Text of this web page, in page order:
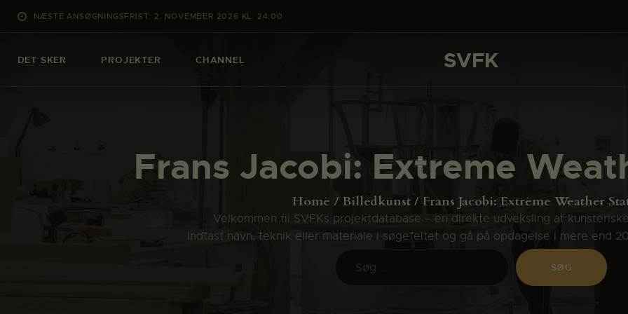
NÆSTE ANSØGNINGSFRIST: 2. NOVEMBER 2026 KL. 24:00
DET SKER PROJEKTER CHANNEL SVFK
Frans Jacobi: Extreme
Home Billedkunst Frans Jacobi: Extreme Weather
Velkommen til SVFKs projektdatabase – en direkte udveksling af
Indtast navn, teknik eller materiale i søgefeltet og gå på opdagelse i mere end
SVFK
PROJEKTER
CHANNEL
OM SVFK
ENGLISH